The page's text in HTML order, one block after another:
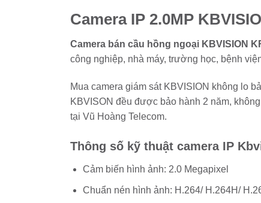
Camera IP 2.0MP
Camera bán cầu hồng ngoại KBVISION
công nghiệp, nhà máy, trường học, bệnh
Mua camera giám sát KBVISION không lo
KBVISON đều được bảo hành 2 năm,
tại Vũ Hoàng Telecom.
Thông số kỹ thuật camera IP
Cảm biến hình ảnh: 2.0 Megapixel
Chuẩn nén hình ảnh: H.264/ H.264H/